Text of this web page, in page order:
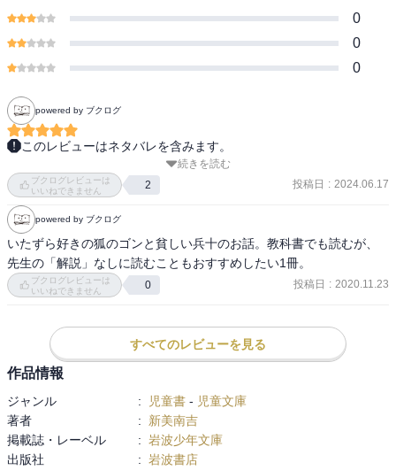
0
0
0
powered by ブクログ
このレビューはネタバレを含みます。
こうやって何作かまとめて読ませていただくうちの一作としての
「ごんぎつね」と、教科書で何度も読み込み劇的に演出される「ご
んぎつね」と、不思議に印象が違うのが、また読書の楽しみの１つ
だなと感じます。ハッピーエンドのお話を読み慣れている後に読む
ごんぎつねは、ごんを撃った後の後悔がクローズアップされます
が、悲壮感漂う新美南吉作品の一つとしてのごんぎつねは、猟師が
獣を撃つというただ日常の結果。今まで見つからなかっただけで、
確率の収束がやってきただけ、と思わせるんですよねえ。
続きを読む
ブクログレビューは
いいねできません
2 投稿日 : 2024.06.17
powered by ブクログ
いたずら好きの狐のゴンと貧しい兵十のお話。教科書でも読むが、
先生の「解説」なしに読むこともおすすめしたい1冊。
ブクログレビューは
いいねできません
0 投稿日 : 2020.11.23
すべてのレビューを見る
作品情報
ジャンル : 児童書 - 児童文庫
著者
:
新美南吉
掲載誌・レーベル
: 岩波少年文庫
出版社
: 岩波書店